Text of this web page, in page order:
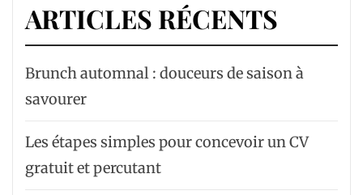
ARTICLES RÉCENTS
Brunch automnal : douceurs de saison à
savourer
Les étapes simples pour concevoir un CV
gratuit et percutant